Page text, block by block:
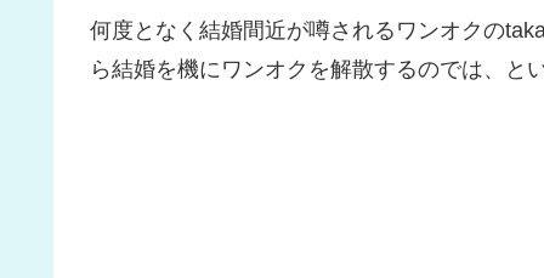
何度となく結婚間近が噂されるワンオクの
ら結婚を機にワンオクを解散するのでは、と